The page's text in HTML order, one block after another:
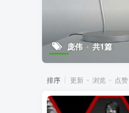
庞伟 共1篇
排序 更新 浏览 点赞